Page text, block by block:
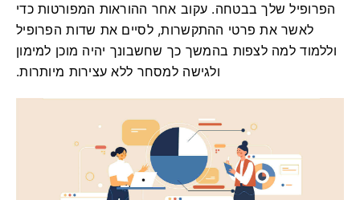
הפרופיל שלך בבטחה. עקוב אחר ההוראות המפורטות כדי
לאשר את פרטי ההתקשרות, לסיים את שדות הפרופיל
וללמוד למה לצפות בהמשך כך שחשבונך יהיה מוכן למימון
ולגישה למסחר ללא עצירות מיותרות.